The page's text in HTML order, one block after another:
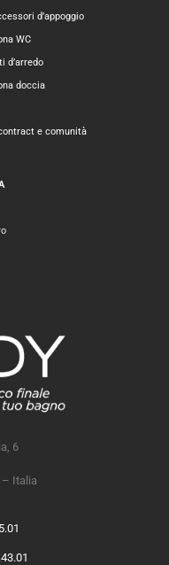
d’appoggio
WC
d’arredo
doccia
e comunità
6
– Italia